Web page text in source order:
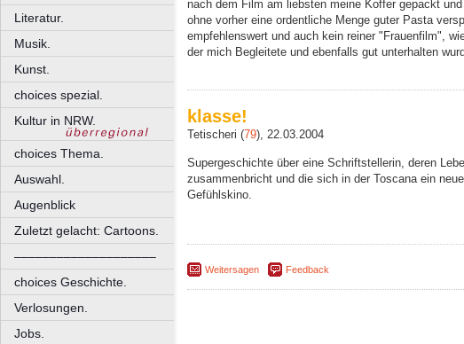
Literatur.
Musik.
Kunst.
choices spezial.
Kultur in NRW.
choices Thema.
Auswahl.
Augenblick
Zuletzt gelacht: Cartoons.
––––––––––––––––––––
choices Geschichte.
Verlosungen.
Jobs.
nach dem Film am liebsten meine Koffer gepackt
ohne vorher eine ordentliche Menge guter Pasta
empfehlenswert und auch kein reiner "Frauenfilm",
der mich Begleitete und ebenfalls gut unterhalten
klasse!
Tetischeri (79), 22.03.2004
Supergeschichte über eine Schriftstellerin, deren
zusammenbricht und die sich in der Toscana ein
Gefühlskino.
Weitersagen Feedback